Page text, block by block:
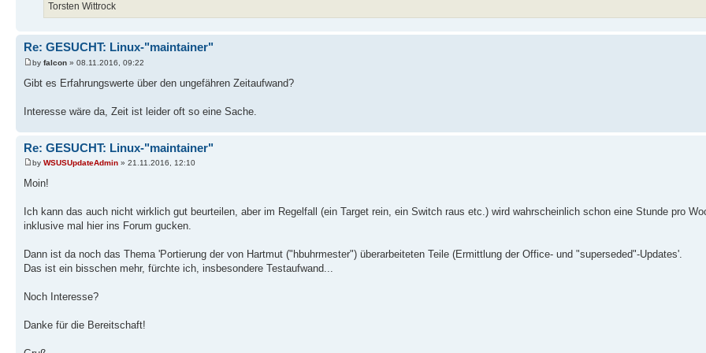
Torsten Wittrock
Re: GESUCHT: Linux-"maintainer"
by falcon » 08.11.2016, 09:22
Gibt es Erfahrungswerte über den ungefähren Zeitaufwand?
Interesse wäre da, Zeit ist leider oft so eine Sache.
Re: GESUCHT: Linux-"maintainer"
by WSUSUpdateAdmin » 21.11.2016, 12:10
Moin!
Ich kann das auch nicht wirklich gut beurteilen, aber im Regelfall (ein Target rein, ein Switch raus etc.) wird wahrscheinlich schon eine Stunde pro
inklusive mal hier ins Forum gucken.
Dann ist da noch das Thema 'Portierung der von Hartmut ("hbuhrmester") überarbeiteten Teile (Ermittlung der Office- und "superseded"-Updates'.
Das ist ein bisschen mehr, fürchte ich, insbesondere Testaufwand...
Noch Interesse?
Danke für die Bereitschaft!